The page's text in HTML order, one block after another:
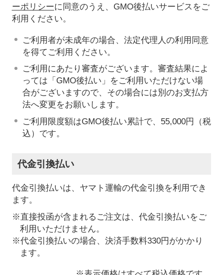
ーポリシーに同意のうえ、GMO後払いサービスをご
利用ください。
ご利用者が未成年の場合、法定代理人の利用同意
を得てご利用ください。
ご利用にあたり審査がございます。審査結果によ
っては「GMO後払い」をご利用いただけない場
合がございますので、その場合には別のお支払方
法へ変更をお願いします。
ご利用限度額はGMO後払い累計で、55,000円（税
込）です。
代金引換払い
代金引換払いは、ヤマト運輸の代金引換を利用でき
ます。
※直接投函が含まれるご注文は、代金引換払いをご
利用いただけません。
※代金引換払いの場合、決済手数料330円がかかり
ます。